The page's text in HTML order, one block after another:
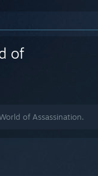
of
of Assassination.